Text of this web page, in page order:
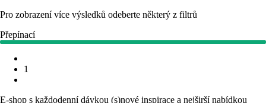
Pro zobrazení více výsledků odeberte některý z filtrů
Přepínací
1
E-shop s každodenní dávkou (s)nové inspirace a nejširší nabídkou